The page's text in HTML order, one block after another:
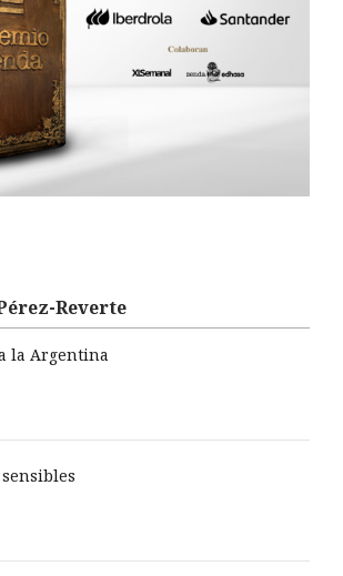
Reverte
la Argentina